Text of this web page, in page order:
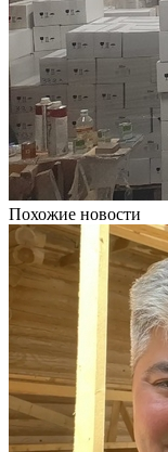
Похожие новости